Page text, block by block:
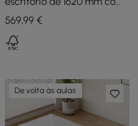
gavetas, móveis brancos
para casa e escritório
569,99€
De volta às aulas